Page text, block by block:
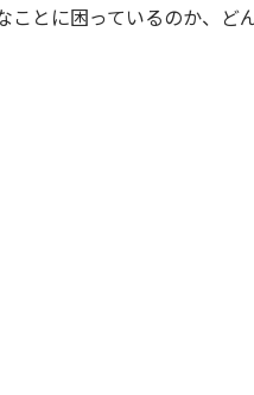
とに困っているのか、ど